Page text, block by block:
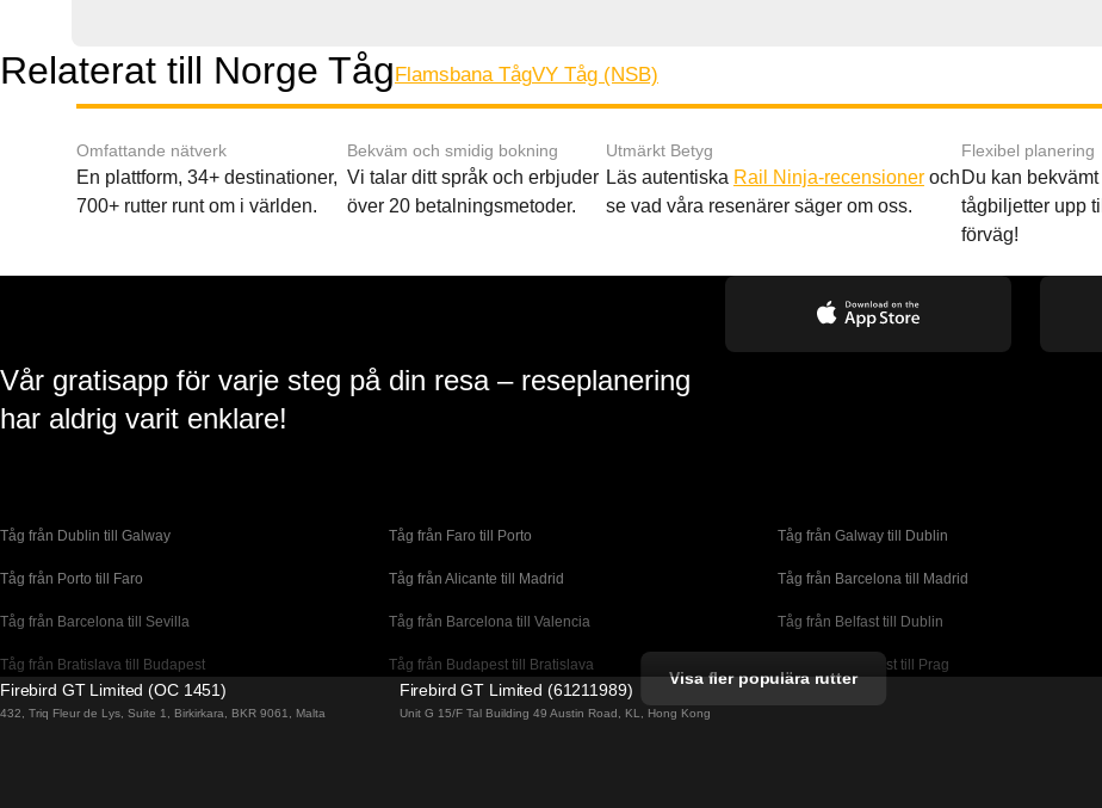
Relaterat till Norge TågFlamsbana TågVY Tåg (NSB)
Omfattande nätverk
En plattform, 34+ destinationer,
700+ rutter runt om i världen.
Bekväm och smidig bokning
Vi talar ditt språk och erbjuder
över 20 betalningsmetoder.
Utmärkt Betyg
Läs autentiska Rail Ninja-recensioneroch
se vad våra resenärer säger om oss.
Flexibel planering
Du kan
tågbiljetter upp
förväg!
Vår gratisapp för varje steg på din resa – reseplanering
har aldrig varit enklare!
Tåg från Dublin till Galway Tåg från Faro till Porto Tåg från Galway till Dublin
Tåg från Porto till Faro Tåg från Alicante till Madrid Tåg från Barcelona till Madrid
Tåg från Barcelona till Sevilla Tåg från Barcelona till Valencia Tåg från Belfast till Dublin
Tåg från Bratislava till Budapest Tåg från Budapest till Bratislava Tåg från Budapest till Prag
Tåg från Coimbra till Lissabon Tåg från Coimbra till Porto
Visa fler populära rutter
Firebird GT Limited (OC 1451)
432, Triq Fleur de Lys, Suite 1, Birkirkara, BKR 9061, Malta
Firebird GT Limited (61211989)
Unit G 15/F Tal Building 49 Austin Road, KL, Hong Kong